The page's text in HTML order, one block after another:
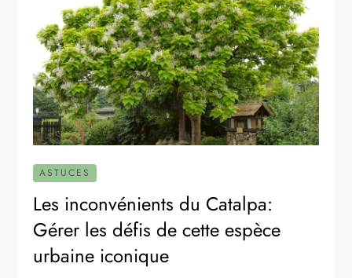
ASTUCES
Les inconvénients du Catalpa:
Gérer les défis de cette espèce
urbaine iconique